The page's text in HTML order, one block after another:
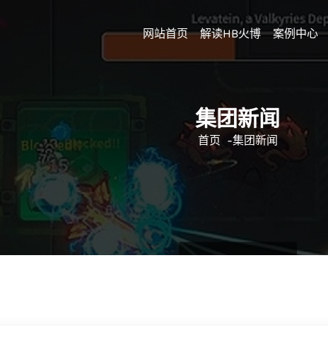
网站首页 解读HB火博 案例中心
集团新闻
首页 -集团新闻